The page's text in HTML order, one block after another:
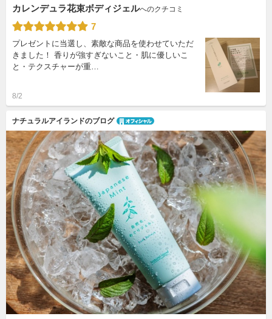
カレンデュラ花束ボディジェルへのクチコミ
7
プレゼントに当選し、素敵な商品を使わせていただ
きました！ 香りが強すぎないこと・肌に優しいこ
と・テクスチャーが重…
8/2
ナチュラルアイランドのブログ